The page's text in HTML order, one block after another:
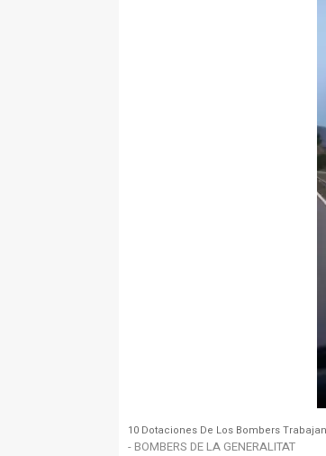
10 Dotaciones De Los Bombers
- BOMBERS DE LA GENERALITAT